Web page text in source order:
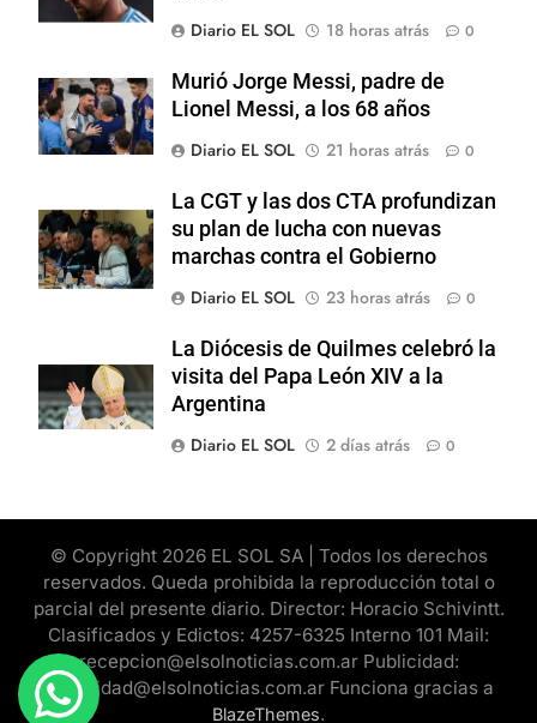
Diario EL SOL
18 horas atrás 0
Murió Jorge Messi, padre de
Lionel Messi, a los 68 años
Diario EL SOL
21 horas atrás 0
La CGT y las dos CTA profundizan
su plan de lucha con nuevas
marchas contra el Gobierno
Diario EL SOL
23 horas atrás 0
La Diócesis de Quilmes celebró la
visita del Papa León XIV a la
Argentina
Diario EL SOL
2 días atrás 0
© Copyright 2026 EL SOL SA | Todos los derechos
reservados. Queda prohibida la reproducción total o
parcial del presente diario. Director: Horacio Schivintt.
Clasificados y Edictos: 4257-6325 Interno 101 Mail:
recepcion@elsolnoticias.com.ar Publicidad:
publicidad@elsolnoticias.com.ar Funciona gracias a
BlazeThemes.